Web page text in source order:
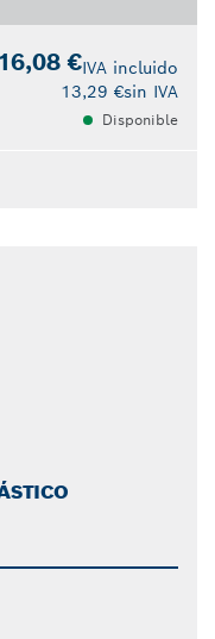
€IVA incluido
13,29 €sin IVA
Disponible